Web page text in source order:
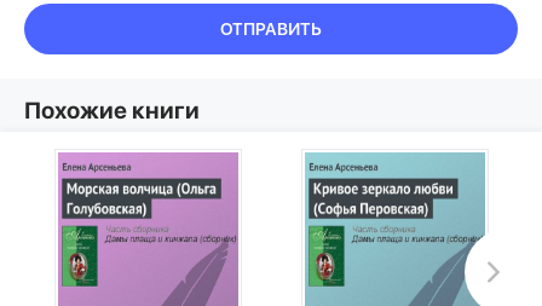
ОТПРАВИТЬ
Похожие книги